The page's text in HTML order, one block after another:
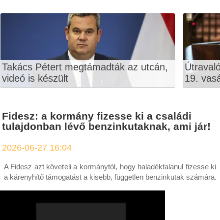
Takács Pétert megtámadták az utcán,
videó is készült
19.
Fidesz: a kormány fizesse ki a családi
tulajdonban lévő benzinkutaknak, ami jár!
2026-06-27 16:04
A Fidesz azt követeli a kormánytól, hogy haladéktalanul fizesse ki
a kárenyhítő támogatást a kisebb, független benzinkutak számára.